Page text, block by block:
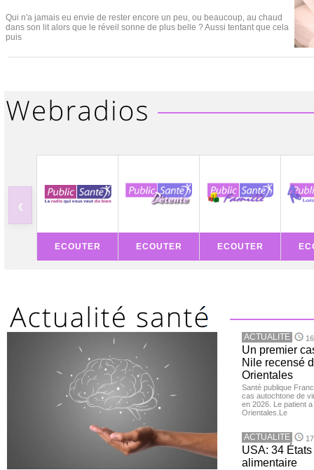
Qui n'a jamais eu envie de rester encore un peu, ou beaucoup, au chaud
dans son lit alors que le réveil sonne de plus belle ? Aussi tentant que cela
puis
‹
ECOUTER ECOUTER ECOUTER
ACTUALITE
Un premier
Nile recensé
Orientales
Santé publique
cas autochtone de
en 2026. Le patient
Orientales.Le
ACTUALITE
USA: 34
alimentaire